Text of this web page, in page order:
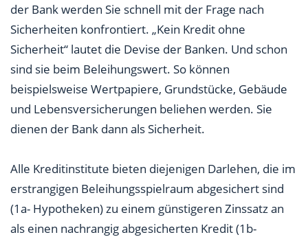
Einwandfreie Mieterbonität
Vielfältige Verwendung
Mit diesen Sicherheitsabschlägen kalkulieren die
Banken bei der Immobilienbewertung
Wertgutachten vorher abklären
der Bank werden Sie schnell mit der Frage nach
Sicherheiten konfrontiert. „Kein Kredit ohne
Sicherheit“ lautet die Devise der Banken. Und schon
sind sie beim Beleihungswert. So können
beispielsweise Wertpapiere, Grundstücke, Gebäude
und Lebensversicherungen beliehen werden. Sie
dienen der Bank dann als Sicherheit.
Alle Kreditinstitute bieten diejenigen Darlehen, die im
erstrangigen Beleihungsspielraum abgesichert sind
(1a- Hypotheken) zu einem günstigeren Zinssatz an
als einen nachrangig abgesicherten Kredit (1b-